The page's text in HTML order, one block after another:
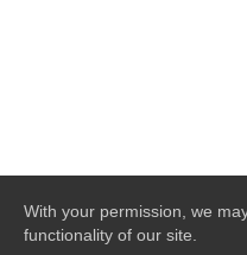
With your permission, we
functionality of our site.